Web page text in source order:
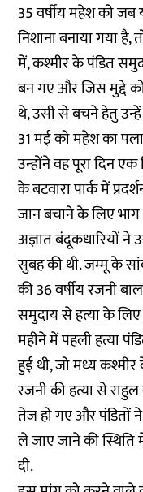
35 वर्षीय महेश को
निशाना बनाया गया
में, कश्मीर के पंडित
बन गए और जिस मुद्दे
थे, उसी से बचने हेतु उन्हें
31 मई को महेश का
उन्होंने वह पूरा दिन
के बटवारा पार्क में
जान बचाने के लिए
अज्ञात बंदूकधारियों ने
सुबह की थी. जम्मू के
की 36 वर्षीयरजनी
समुदाय से हत्या के लिए
महीने में पहली हत्या
हुई थी, जो मध्य कश्मीर
रजनी की हत्या से
तेज हो गए और पंडितों
ले जाए जाने की
दी.